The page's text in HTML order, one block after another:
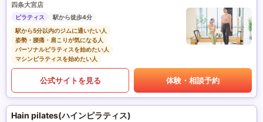
四条大宮店
ピラティス
駅から徒歩4分
駅から5分以内のジムに通いたい人
姿勢・腰痛・肩こりが気になる人
パーソナルピラティスを始めたい人
マシンピラティスを始めたい人
公式サイトを見る 体験・相談予約
Hain pilates(ハインピラティス)